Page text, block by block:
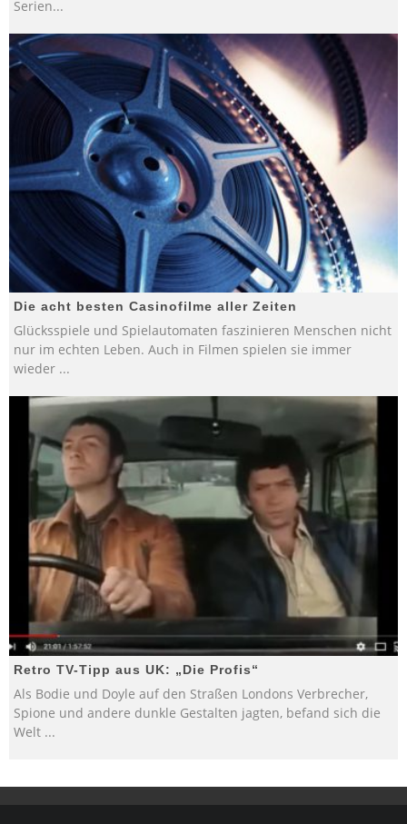
Serien...
Die acht besten Casinofilme aller Zeiten
Glücksspiele und Spielautomaten faszinieren Menschen nicht
nur im echten Leben. Auch in Filmen spielen sie immer
wieder ...
Retro TV-Tipp aus UK: „Die Profis“
Als Bodie und Doyle auf den Straßen Londons Verbrecher,
Spione und andere dunkle Gestalten jagten, befand sich die
Welt ...